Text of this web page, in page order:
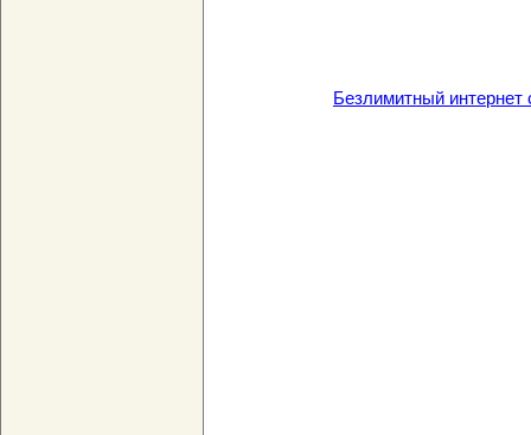
Безлимитный